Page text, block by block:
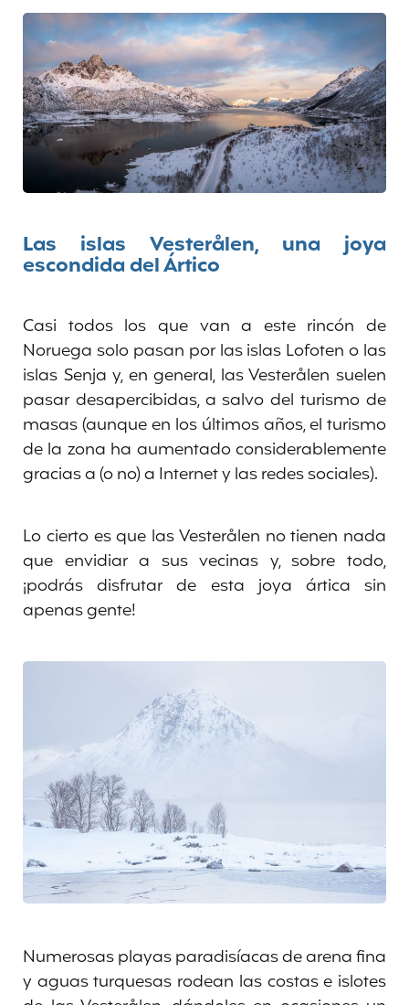
Las islas Vesterålen, una joya
escondida del Ártico
Casi todos los que van a este rincón de
Noruega solo pasan por las islas Lofoten o las
islas Senja y, en general, las Vesterålen suelen
pasar desapercibidas, a salvo del turismo de
masas (aunque en los últimos años, el turismo
de la zona ha aumentado considerablemente
gracias a (o no) a Internet y las redes sociales).
Lo cierto es que las Vesterålen no tienen nada
que envidiar a sus vecinas y, sobre todo,
¡podrás disfrutar de esta joya ártica sin
apenas gente!
Numerosas playas paradisíacas de arena fina
y aguas turquesas rodean las costas e islotes